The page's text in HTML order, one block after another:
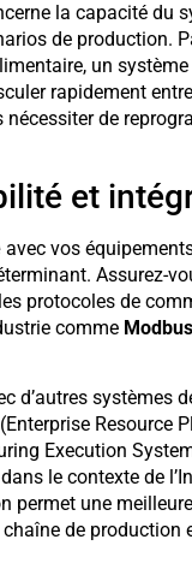
la capacité du
de production.
un
rapidement
nécessiter de
et
avec vos
Assurez-
protocoles de
comme Modbus
d’autres systèmes
(Enterprise Resource
Execution
le contexte de
permet une
chaîne de